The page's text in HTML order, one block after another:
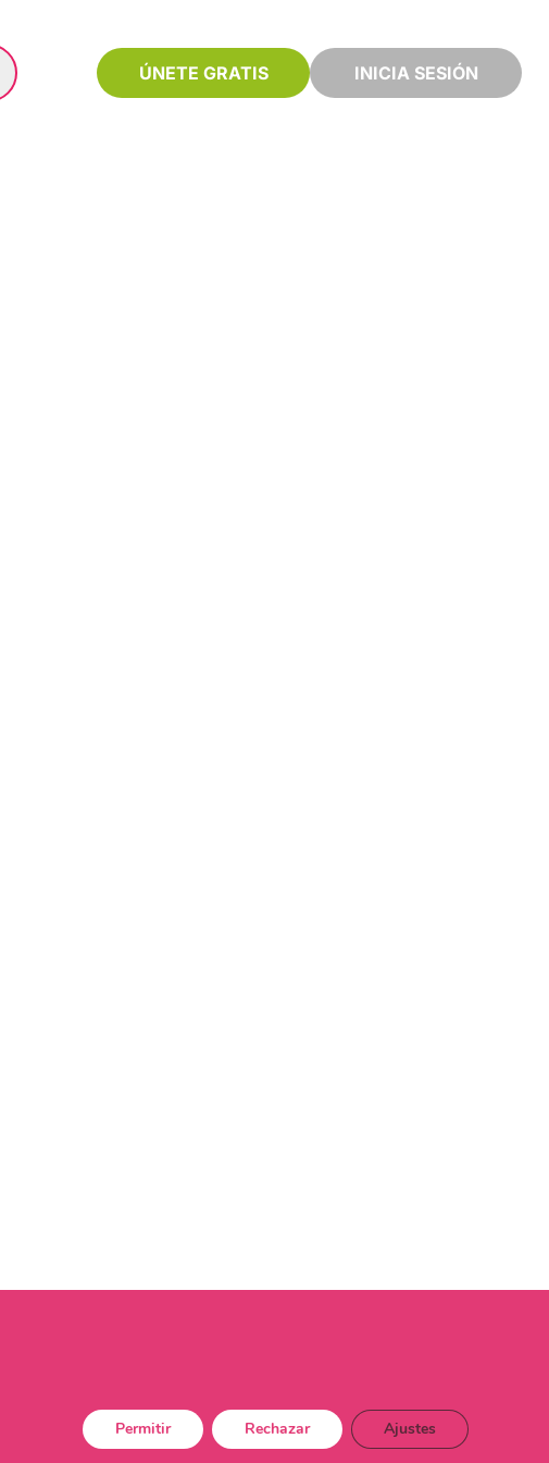
ÚNETE GRATIS INICIA SESIÓN
Permitir Rechazar Ajustes